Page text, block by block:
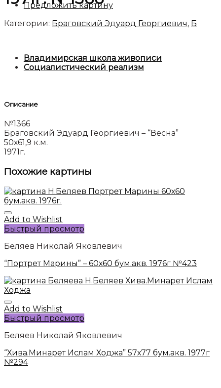
Предложить картину
Категории: Браговский Эдуард Георгиевич, Б
Владимирская школа живописи
Социалистический реализм
Описание
№1366
Браговский Эдуард Георгиевич – “Весна”
50х61,9 к.м.
1971г.
Похожие картины
Add to Wishlist
Быстрый просмотр
Беляев Николай Яковлевич
“Портрет Марины” – 60х60 бум.акв. 1976г №423
Add to Wishlist
Быстрый просмотр
Беляев Николай Яковлевич
“Хива.Минарет Ислам Ходжа” 57х77 бум.акв. 1977г
№294